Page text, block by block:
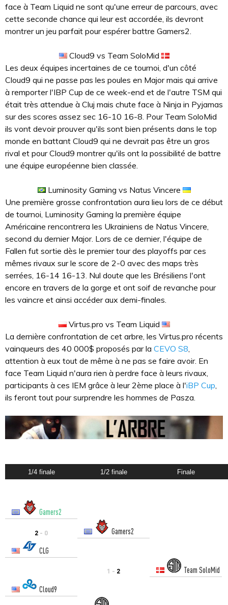
face à Team Liquid ne sont qu'une erreur de parcours, avec
cette seconde chance qui leur est accordée, ils devront
montrer un jeu parfait pour espérer battre Gamers2.
Cloud9 vs Team SoloMid
Les deux équipes incertaines de ce tournoi, d'un côté
Cloud9 qui ne passe pas les poules en Major mais qui arrive
à remporter l'IBP Cup de ce week-end et de l'autre TSM qui
était très attendue à Cluj mais chute face à Ninja in Pyjamas
sur des scores assez sec 16-10 16-8. Pour Team SoloMid
ils vont devoir prouver qu'ils sont bien présents dans le top
monde en battant Cloud9 qui ne devrait pas être un gros
rival et pour Cloud9 montrer qu'ils ont la possibilité de battre
une équipe européenne bien classée.
Luminosity Gaming vs Natus Vincere
Une première grosse confrontation aura lieu lors de ce début
de tournoi, Luminosity Gaming la première équipe
Américaine rencontrera les Ukrainiens de Natus Vincere,
second du dernier Major. Lors de ce dernier, l'équipe de
Fallen fut sortie dès le premier tour des playoffs par ces
mêmes rivaux sur le score de 2-0 avec des maps très
serrées, 16-14 16-13. Nul doute que les Brésiliens l'ont
encore en travers de la gorge et ont soif de revanche pour
les vaincre et ainsi accéder aux demi-finales.
Virtus.pro vs Team Liquid
La dernière confrontation de cet arbre, les Virtus.pro récents
vainqueurs des 40 000$ proposés par la CEVO S8
attention à eux tout de même à ne pas se faire avoir. En
face Team Liquid n'aura rien à perdre face à leurs rivaux,
participants à ces IEM grâce à leur 2ème place à l'iBP Cup
ils feront tout pour surprendre les hommes de Pasza.
1/4 finale 1/2 finale Finale
Gamers2
2 - 0
Gamers2
CLG
1 - 2
Team SoloMid
Cloud9